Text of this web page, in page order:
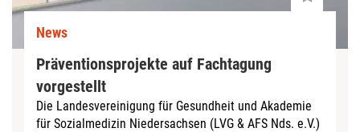
News
Präventionsprojekte auf Fachtagung
vorgestellt
Die Landesvereinigung für Gesundheit und Akademie
für Sozialmedizin Niedersachsen (LVG & AFS Nds. e.V.)